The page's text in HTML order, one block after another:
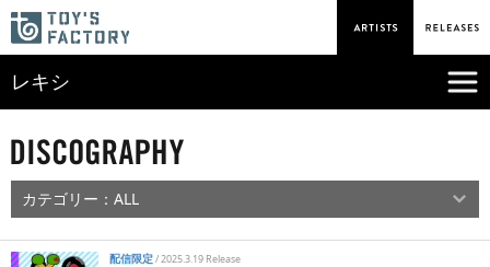
レキシ
配信限定/2025.3.19 Release